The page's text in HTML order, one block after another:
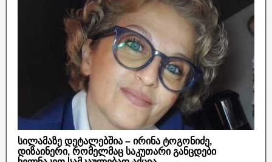
სილამაზე დეტალებშია – ირინა ტოგონიძე,
დიზაინერი, რომელმაც საკუთარი განცდები